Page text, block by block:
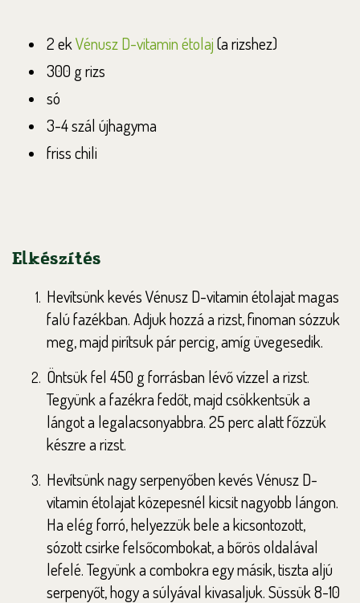
2 ekVénuszD-vitamin étolaj(a rizshez)
300 g rizs
só
3-4 szál újhagyma
friss chili
Elkészítés
Hevítsünk kevés Vénusz D-vitamin étolajat magas
falú fazékban. Adjuk hozzá a rizst, finoman sózzuk
meg, majd pirítsuk pár percig, amíg üvegesedik.
Öntsük fel 450 g forrásban lévő vízzel a rizst.
Tegyünk a fazékra fedőt, majd csökkentsük a
lángot a legalacsonyabbra. 25 perc alatt főzzük
készre a rizst.
Hevítsünk nagy serpenyőben kevés Vénusz D-
vitamin étolajat közepesnél kicsit nagyobb lángon.
Ha elég forró, helyezzük bele a kicsontozott,
sózott csirke felsőcombokat, a bőrös oldalával
lefelé. Tegyünk a combokra egy másik, tiszta aljú
serpenyőt, hogy a súlyával kivasaljuk. Süssük 8-10